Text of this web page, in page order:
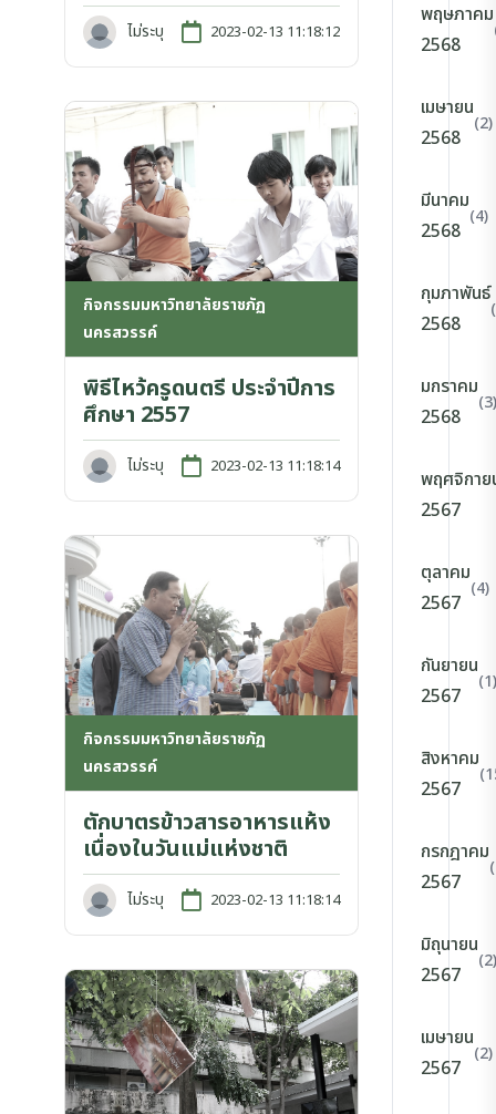
ไม่ระบุ 2023-02-13 11:18:12
กิจกรรมมหาวิทยาลัยราชภัฏ
นครสวรรค์
พิธีไหว้ครูดนตรี ประจำปีการ
ศึกษา 2557
ไม่ระบุ 2023-02-13 11:18:14
กิจกรรมมหาวิทยาลัยราชภัฏ
นครสวรรค์
ตักบาตรข้าวสารอาหารแห้ง
เนื่องในวันแม่แห่งชาติ
ไม่ระบุ 2023-02-13 11:18:14
พฤษภาคม
2568
เมษายน
2568
(2)
มีนาคม
2568
(4)
กุมภาพันธ์
2568
มกราคม
2568
(3)
พฤศจิกาย
2567
ตุลาคม
2567
(4)
กันยายน
2567
(1)
สิงหาคม
2567
กรกฎาคม
2567
มิถุนายน
2567
(2)
เมษายน
2567
(2)